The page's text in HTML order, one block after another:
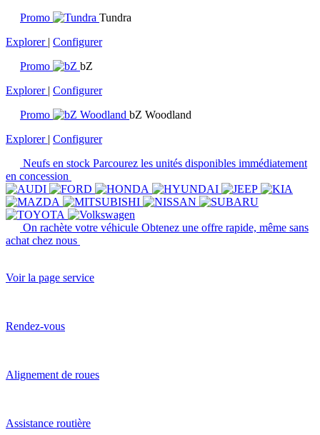
Promo
Tundra
Explorer | Configurer
Promo
bZ
Explorer | Configurer
Promo
bZ Woodland
Explorer | Configurer
Neufs en stock Parcourez les unités disponibles immédiatement
en concession
On rachète votre véhicule Obtenez une offre rapide, même sans
achat chez nous
Voir la page service
Rendez-vous
Alignement de roues
Assistance routière